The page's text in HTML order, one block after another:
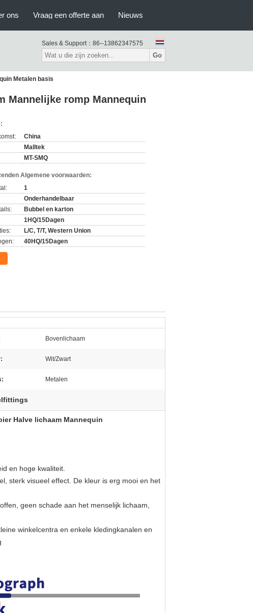
ons Vraag een offerte aan Nieuws
Sales & Support： 86--13862347575
Go
Metalen basis
Mannelijke romp Mannequin
China
Malltek
MT-SMQ
Algemene voorwaarden:
1
Onderhandelbaar
Bubbel en karton
1HQ/15Dagen
L/C, T/T, Western Union
40HQ/15Dagen
Bovenlichaam
Wit/Zwart
Metalen
Halve lichaam Mannequin
en hoge kwaliteit.
sterk visueel effect. De kleur is erg mooi en het
geen schade aan het menselijk lichaam,
winkelcentra en enkele kledingkanalen en